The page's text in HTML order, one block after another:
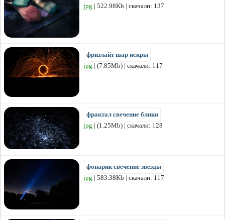
jpg | 522.98Kb | скачали: 137
фризлайт шар искры
jpg | (7.85Mb) | скачали: 117
фрактал свечение блики
jpg | (1.25Mb) | скачали: 128
фонарик свечение звезды
jpg | 583.38Kb | скачали: 117